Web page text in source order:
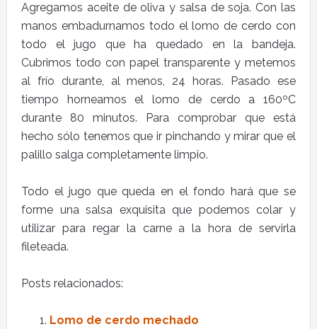
Agregamos aceite de oliva y salsa de soja. Con las
manos embadurnamos todo el lomo de cerdo con
todo el jugo que ha quedado en la bandeja.
Cubrimos todo con papel transparente y metemos
al frío durante, al menos, 24 horas. Pasado ese
tiempo horneamos el lomo de cerdo a 160ºC
durante 80 minutos. Para comprobar que está
hecho sólo tenemos que ir pinchando y mirar que el
palillo salga completamente limpio.
Todo el jugo que queda en el fondo hará que se
forme una salsa exquisita que podemos colar y
utilizar para regar la carne a la hora de servirla
fileteada.
Posts relacionados:
Lomo de cerdo mechado